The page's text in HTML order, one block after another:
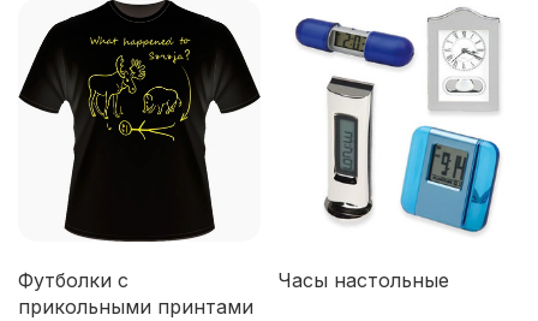
Футболки с
прикольными принтами
Часы настольные